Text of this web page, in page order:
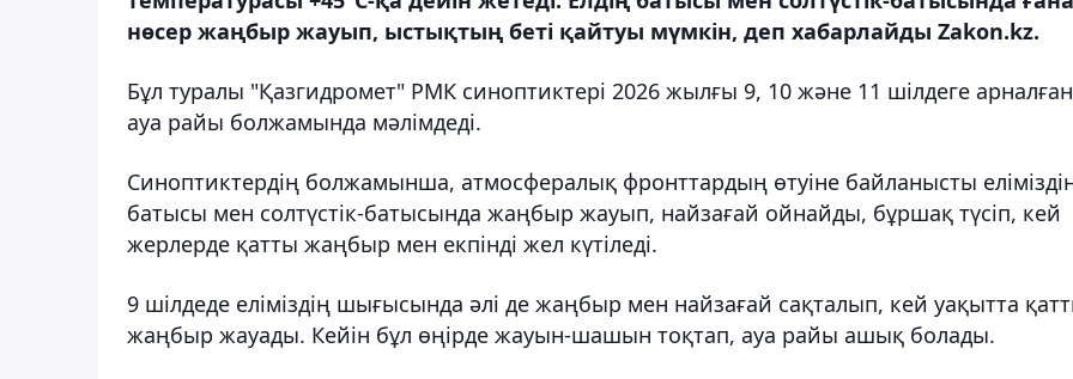
нөсер жаңбыр жауып, ыстықтың беті қайтуы мүмкін, деп хабарлайды Zakon.kz.
Бұл туралы "Қазгидромет" РМК синоптиктері 2026 жылғы 9, 10 және 11 шілдеге арналған
ауа райы болжамында мәлімдеді.
Синоптиктердің болжамынша, атмосфералық фронттардың өтуіне байланысты
батысы мен солтүстік-батысында жаңбыр жауып, найзағай ойнайды, бұршақ түсіп, кей
жерлерде қатты жаңбыр мен екпінді жел күтіледі.
9 шілдеде еліміздің шығысында әлі де жаңбыр мен найзағай сақталып, кей уақытта
жаңбыр жауады. Кейін бұл өңірде жауын-шашын тоқтап, ауа райы ашық болады.